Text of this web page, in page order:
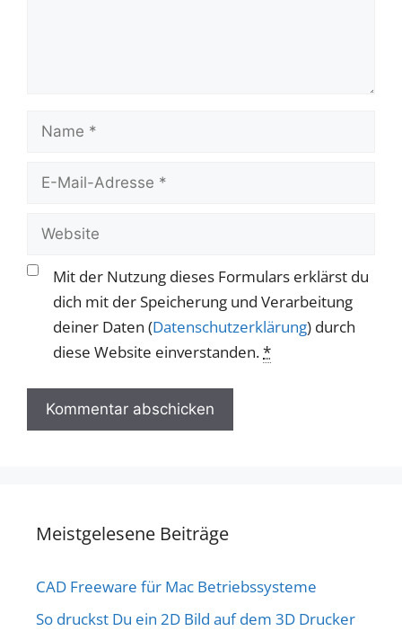
Name
Adresse
Website
Mit der Nutzung dieses Formulars erklärst du
dich mit der Speicherung und Verarbeitung
deiner Daten (Datenschutzerklärung) durch
diese Website einverstanden.*
Meistgelesene Beiträge
CAD Freeware für Mac Betriebssysteme
So druckst Du ein 2D Bild auf dem 3D Drucker